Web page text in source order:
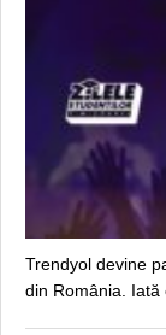
Trendyol devine
din România. Iată